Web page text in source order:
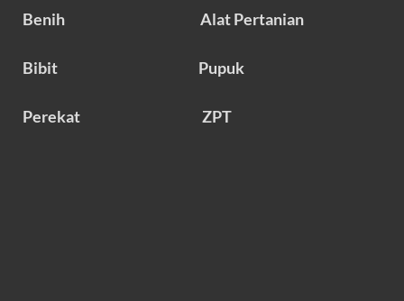
Benih Alat Pertanian
Bibit Pupuk
Perekat ZPT